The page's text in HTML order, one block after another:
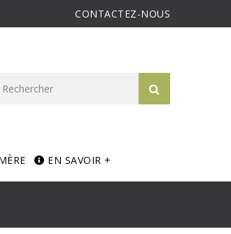
CONTACTEZ-NOUS
EN SAVOIR +